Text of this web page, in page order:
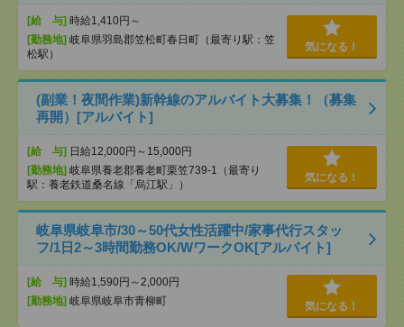
[給 与] 時給1,410円～
[勤務地] 岐阜県羽島郡笠松町春日町（最寄り駅：笠
松駅）
気になる！
(副業！夜間作業)新幹線のアルバイト大募集！（募集
再開）[アルバイト]
[給 与] 日給12,000円～15,000円
[勤務地] 岐阜県養老郡養老町栗笠739-1（最寄り
駅：養老鉄道桑名線「烏江駅」）
気になる！
岐阜県岐阜市/30～50代女性活躍中/家事代行スタッ
フ/1日2～3時間勤務OK/WワークOK[アルバイト]
[給 与] 時給1,590円～2,000円
[勤務地] 岐阜県岐阜市青柳町 気になる！